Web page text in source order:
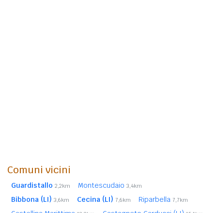
Comuni vicini
Guardistallo 2,2km Montescudaio 3,4km
Bibbona (LI) 3,6km Cecina (LI) 7,6km Riparbella 7,7km